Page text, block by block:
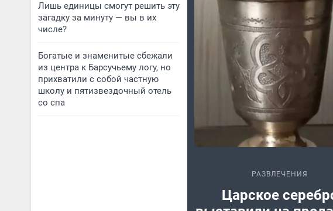
Лишь единицы смогут решить эту
загадку за минуту — вы в их
числе?
Богатые и знаменитые сбежали
из центра к Барсучьему логу, но
прихватили с собой частную
школу и пятизвездочный отель
со спа
РАЗВЛЕЧЕНИЯ
Царское